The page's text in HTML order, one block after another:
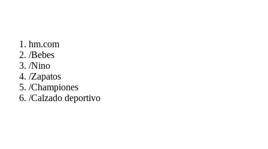
hm.com
/Bebes
/Nino
/Zapatos
/Championes
/Calzado deportivo